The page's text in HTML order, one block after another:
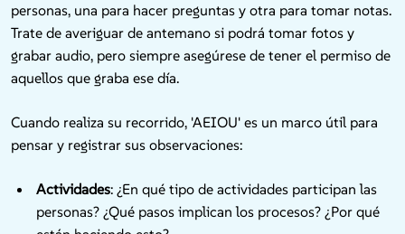
personas, una para hacer preguntas y otra para tomar notas.
Trate de averiguar de antemano si podrá tomar fotos y
grabar audio, pero siempre asegúrese de tener el permiso de
aquellos que graba ese día.
Cuando realiza su recorrido, 'AEIOU' es un marco útil para
pensar y registrar sus observaciones:
Actividades: ¿En qué tipo de actividades participan las
personas? ¿Qué pasos implican los procesos? ¿Por qué